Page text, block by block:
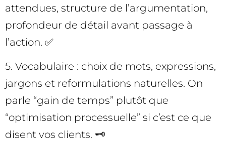
attendues, structure de l’argumentation,
profondeur de détail avant passage à
l’action. ✅
5. Vocabulaire : choix de mots, expressions,
jargons et reformulations naturelles. On
parle “gain de temps” plutôt que
“optimisation processuelle” si c’est ce que
disent vos clients. 🗝️